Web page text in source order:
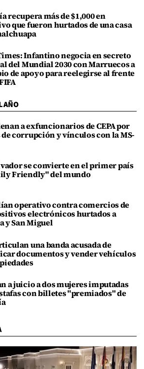
recupera más de $1,000 en
que fueron hurtados de una casa
Infantino negocia en secreto
del Mundial 2030 con Marruecos a
de apoyo para reelegirse al frente
AÑO
a exfuncionarios de CEPA por
de corrupción y vínculos con la MS-
se convierte en el primer país
Friendly" del mundo
operativo contra comercios de
electrónicos hurtados a
y San Miguel
una banda acusada de
documentos y vender vehículos
a juicio a dos mujeres imputadas
con billetes "premiados" de